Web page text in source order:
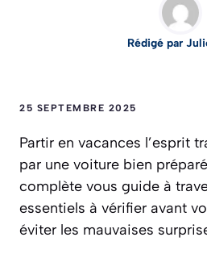
Rédigé par
25 SEPTEMBRE 2025
Partir en vacances l’esprit
par une voiture bien
complète vous guide à
essentiels à vérifier avant
éviter les mauvaises